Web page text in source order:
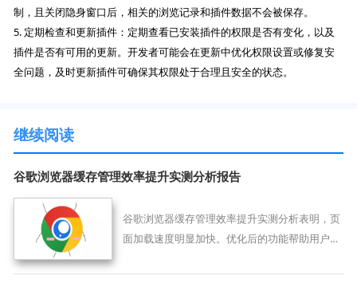
制，且关闭隐身窗口后，相关的浏览记录和插件数据不会被保存。
5. 定期检查和更新插件：定期查看已安装插件的权限是否有变化，以及
插件是否有可用的更新。开发者可能会在更新中优化权限设置或修复安
全问题，及时更新插件可确保其权限处于合理且安全的状态。
继续阅读
谷歌浏览器缓存管理效率提升实测分析报告
谷歌浏览器缓存管理效率提升实测分析表明，页
面加载速度明显加快。优化后的功能帮助用户更